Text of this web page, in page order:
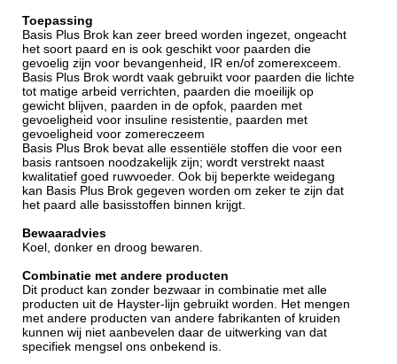
Toepassing
Basis Plus Brok kan zeer breed worden ingezet, ongeacht
het soort paard en is ook geschikt voor paarden die
gevoelig zijn voor bevangenheid, IR en/of zomerexceem.
Basis Plus Brok wordt vaak gebruikt voor paarden die lichte
tot matige arbeid verrichten, paarden die moeilijk op
gewicht blijven, paarden in de opfok, paarden met
gevoeligheid voor insuline resistentie, paarden met
gevoeligheid voor zomereczeem
Basis Plus Brok bevat alle essentiële stoffen die voor een
basis rantsoen noodzakelijk zijn; wordt verstrekt naast
kwalitatief goed ruwvoeder. Ook bij beperkte weidegang
kan Basis Plus Brok gegeven worden om zeker te zijn dat
het paard alle basisstoffen binnen krijgt.
Bewaaradvies
Koel, donker en droog bewaren.
Combinatie met andere producten
Dit product kan zonder bezwaar in combinatie met alle
producten uit de Hayster-lijn gebruikt worden. Het mengen
met andere producten van andere fabrikanten of kruiden
kunnen wij niet aanbevelen daar de uitwerking van dat
specifiek mengsel ons onbekend is.